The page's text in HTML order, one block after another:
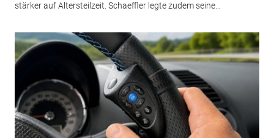
stärker auf Altersteilzeit. Schaeffler legte zudem seine...